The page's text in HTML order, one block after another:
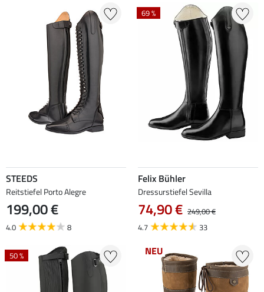
STEEDS
Reitstiefel Porto Alegre
199,00 €
4.0 8
69 %
Felix Bühler
Dressurstiefel Sevilla
74,90 € 249,00 €
4.7
33
50 % NEU